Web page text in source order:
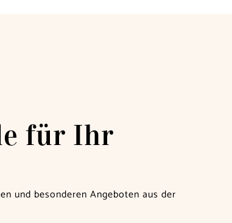
für Ihr
und besonderen Angeboten aus der